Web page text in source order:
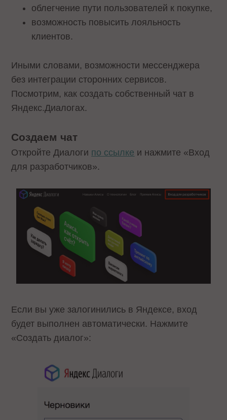
облегчение пути пользователей к покупке,
возможность повысить лояльность
клиентов.
Иными словами, возможности мессенджера
без интеграции сторонних сервисов.
Посмотрим, как создать собственный чат в
Яндекс.Диалогах.
Создаем чат
Откройте Диалоги по ссылке и нажмите «Вход
для разработчиков».
Если вы уже залогинились в Яндексе, вход
будет выполнен автоматически. Нажмите
«Создать диалог»: